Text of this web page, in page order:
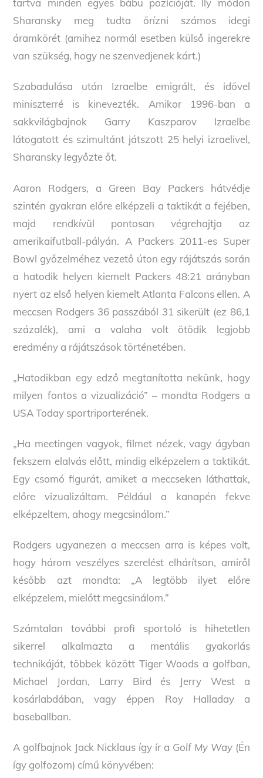
tartva minden egyes bábu pozícióját. Ily módon
Sharansky meg tudta őrízni számos idegi
áramkörét (amihez normál esetben külső ingerekre
van szükség, hogy ne szenvedjenek kárt.)
Szabadulása után Izraelbe emigrált, és idővel
miniszterré is kinevezték. Amikor 1996-ban a
sakkvilágbajnok Garry Kaszparov Izraelbe
látogatott és szimultánt játszott 25 helyi izraelivel,
Sharansky legyőzte őt.
Aaron Rodgers, a Green Bay Packers hátvédje
szintén gyakran előre elképzeli a taktikát a fejében,
majd rendkívül pontosan végrehajtja az
amerikaifutball-pályán. A Packers 2011-es Super
Bowl győzelméhez vezető úton egy rájátszás során
a hatodik helyen kiemelt Packers 48:21 arányban
nyert az első helyen kiemelt Atlanta Falcons ellen. A
meccsen Rodgers 36 passzából 31 sikerült (ez 86,1
százalék), ami a valaha volt ötödik legjobb
eredmény a rájátszások történetében.
„Hatodikban egy edző megtanította nekünk, hogy
milyen fontos a vizualizáció” – mondta Rodgers a
USA Today sportriporterének.
„Ha meetingen vagyok, filmet nézek, vagy ágyban
fekszem elalvás előtt, mindig elképzelem a taktikát.
Egy csomó figurát, amiket a meccseken láthattak,
előre vizualizáltam. Például a kanapén fekve
elképzeltem, ahogy megcsinálom.”
Rodgers ugyanezen a meccsen arra is képes volt,
hogy három veszélyes szerelést elhárítson, amiről
később azt mondta: „A legtöbb ilyet előre
elképzelem, mielőtt megcsinálom.”
Számtalan további profi sportoló is hihetetlen
sikerrel alkalmazta a mentális gyakorlás
technikáját, többek között Tiger Woods a golfban,
Michael Jordan, Larry Bird és Jerry West a
kosárlabdában, vagy éppen Roy Halladay a
baseballban.
A golfbajnok Jack Nicklaus így ír a Golf My Way (Én
így golfozom) című könyvében: